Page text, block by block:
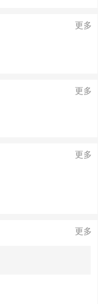
更多
更多
更多
更多